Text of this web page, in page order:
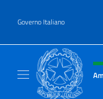
Governo Italiano
Intestazione